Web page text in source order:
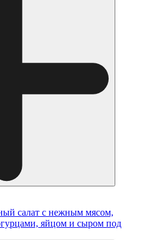
салат с нежным мясом,
яйцом и сыром под